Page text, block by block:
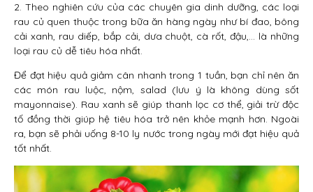
2. Theo nghiên cứu của các chuyên gia dinh dưỡng, các loại
rau củ quen thuộc trong bữa ăn hàng ngày như bí đao, bông
cải xanh, rau diếp, bắp cải, dưa chuột, cà rốt, đậu,… là những
loại rau củ dễ tiêu hóa nhất.
Để đạt hiệu quả giảm cân nhanh trong 1 tuần, bạn chỉ nên ăn
các món rau luộc, nộm, salad (lưu ý là không dùng sốt
mayonnaise). Rau xanh sẽ giúp thanh lọc cơ thể, giải trừ độc
tố đồng thời giúp hệ tiêu hóa trở nên khỏe mạnh hơn. Ngoài
ra, bạn sẽ phải uống 8-10 ly nước trong ngày mới đạt hiệu quả
tốt nhất.